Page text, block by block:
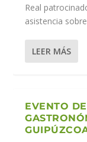
Real
asistencia
LEER MÁS
EVENTO